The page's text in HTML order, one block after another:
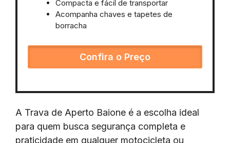
Compacta e fácil de transportar
Acompanha chaves e tapetes de
borracha
Confira o Preço
A Trava de Aperto Baione é a escolha ideal
para quem busca segurança completa e
praticidade em qualquer motocicleta ou